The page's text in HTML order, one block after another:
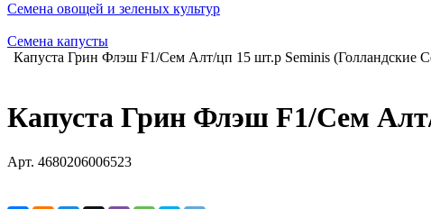
Семена овощей и зеленых культур
Семена капусты
Капуста Грин Флэш F1/Сем Алт/цп 15 шт.р Seminis (Голландские
Капуста Грин Флэш F1/Сем
Арт. 4680206006523